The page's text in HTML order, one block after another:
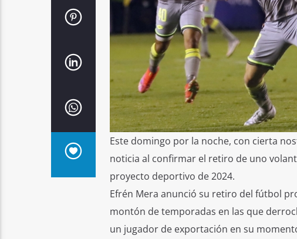
Este domingo por la noche, con cierta
noticia al confirmar el retiro de uno
proyecto deportivo de 2024.
Efrén Mera anunció su retiro del fútbol
montón de temporadas en las que
un jugador de exportación en su